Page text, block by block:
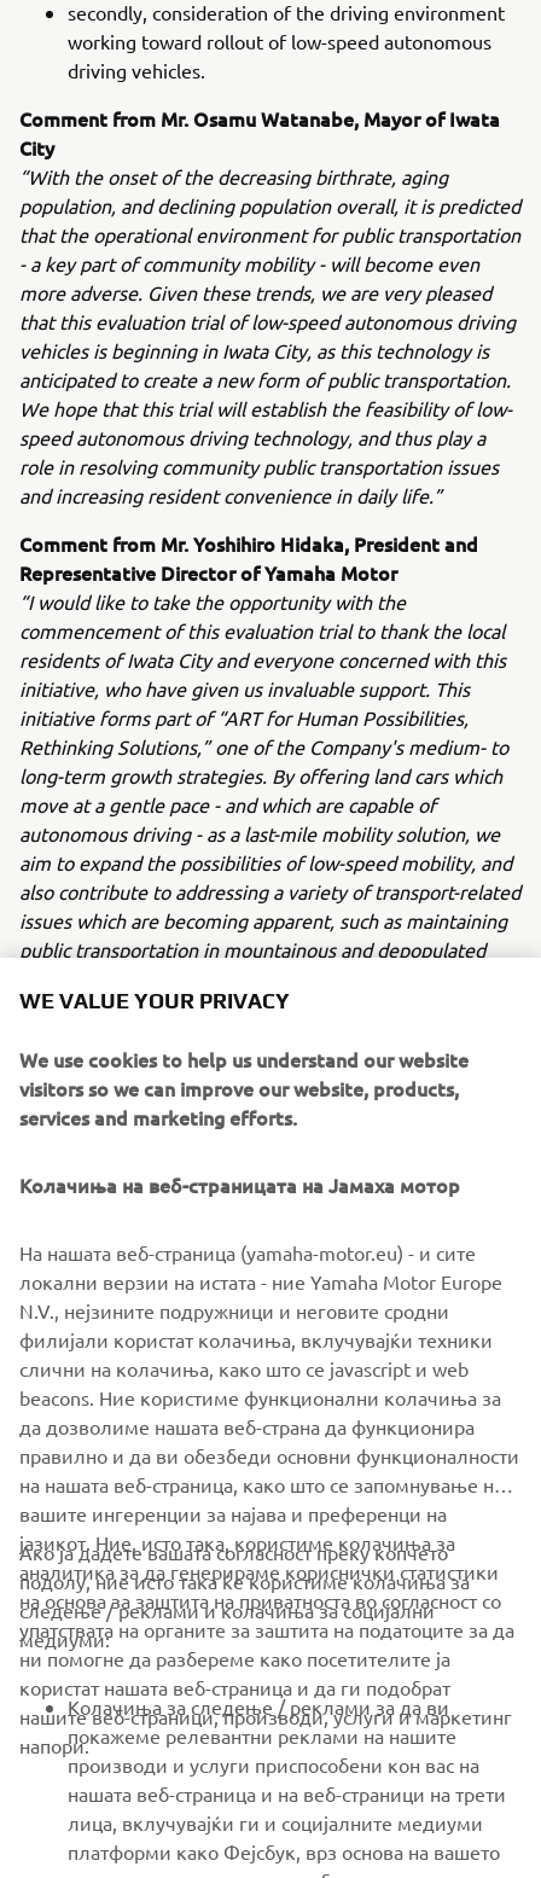
secondly, consideration of the driving environment
working toward rollout of low-speed autonomous
driving vehicles.
Comment from Mr. Osamu Watanabe, Mayor of Iwata
City
“With the onset of the decreasing birthrate, aging
population, and declining population overall, it is predicted
that the operational environment for public transportation
- a key part of community mobility - will become even
more adverse. Given these trends, we are very pleased
that this evaluation trial of low-speed autonomous driving
vehicles is beginning in Iwata City, as this technology is
anticipated to create a new form of public transportation.
We hope that this trial will establish the feasibility of low-
speed autonomous driving technology, and thus play a
role in resolving community public transportation issues
and increasing resident convenience in daily life.”
Comment from Mr. Yoshihiro Hidaka, President and
Representative Director of Yamaha Motor
“I would like to take the opportunity with the
commencement of this evaluation trial to thank the local
residents of Iwata City and everyone concerned with this
initiative, who have given us invaluable support. This
initiative forms part of “ART for Human Possibilities,
Rethinking Solutions,” one of the Company's medium- to
long-term growth strategies. By offering land cars which
move at a gentle pace - and which are capable of
autonomous driving - as a last-mile mobility solution, we
aim to expand the possibilities of low-speed mobility, and
also contribute to addressing a variety of transport-related
issues which are becoming apparent, such as maintaining
public transportation in mountainous and depopulated
Trial period:Two years from July 2019
Trial location:Around Mikuriya Station (planned for
Trial vehicles:Electric small and low speed PPMs (Public
Trial objectives:
1. Functional evaluation of and ascertaining issues with
autonomous driving systems
2. Study of the driving
environment working toward rollout of low-speed
autonomous driving vehicles
CORPORATE
FOR BUSINESS
MORE YAMAHA
SUPPORT
WE VALUE YOUR PRIVACY
We use cookies to help us understand our website
visitors so we can improve our website, products,
services and marketing efforts.
Колачиња на веб-страницата на Јамаха мотор
На нашата веб-страница (yamaha-motor.eu) - и сите
локални верзии на истата - ние Yamaha Motor Europe
N.V., нејзините подружници и неговите сродни
филијали користат колачиња, вклучувајќи техники
слични на колачиња, како што се javascript и web
beacons. Ние користиме функционални колачиња за
да дозволиме нашата веб-страна да функционира
правилно и да ви обезбеди основни функционалности
на нашата веб-страница, како што се запомнување на
вашите ингеренции за најава и преференци на
јазикот. Ние, исто така, користиме колачиња за
аналитика за да генерираме кориснички статистики
на основа за заштита на приватноста во согласност со
упатствата на органите за заштита на податоците за да
ни помогне да разбереме како посетителите ја
користат нашата веб-страница и да ги подобрат
нашите веб-страници, производи, услуги и маркетинг
напори.
Ако ја дадете вашата согласност преку копчето
подолу, ние исто така ќе користиме колачиња за
следење / реклами и колачиња за социјални
медиуми:
Колачиња за следење / реклами за да ви
покажеме релевантни реклами на нашите
производи и услуги приспособени кон вас на
нашата веб-страница и на веб-страници на трети
лица, вклучувајќи ги и социјалните медиуми
платформи како Фејсбук, врз основа на вашето